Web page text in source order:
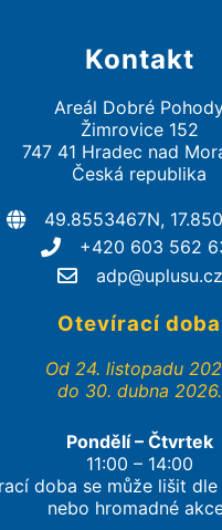
Kontakt
Areál Dobré
Žimrovice 152
747 41 Hradec nad
Česká republika
49.8553467N,
+420 603 562
adp@uplusu.cz
Otevírací doba
Od 24. listopadu
do 30. dubna 2026.
Pondělí – Čtvrtek
11:00 – 14:00
doba se může lišit
nebo hromadné